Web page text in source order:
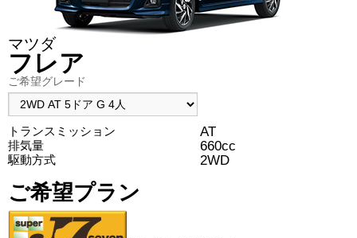
マツダ
フレア
ご希望グレード
トランスミッション AT
排気量 660cc
駆動方式 2WD
ご希望プラン